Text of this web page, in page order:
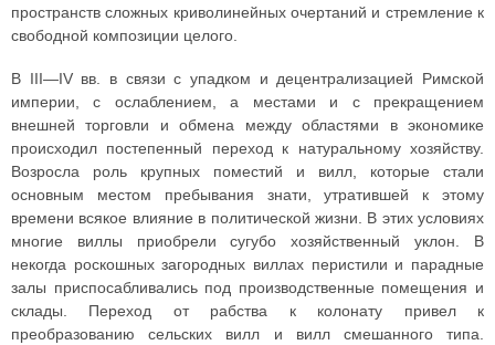
пространств сложных криволинейных очертаний и стремление к
свободной композиции целого.
В III—IV вв. в связи с упадком и децентрализацией Римской
империи, с ослаблением, а местами и с прекращением
внешней торговли и обмена между областями в экономике
происходил постепенный переход к натуральному хозяйству.
Возросла роль крупных поместий и вилл, которые стали
основным местом пребывания знати, утратившей к этому
времени всякое влияние в политической жизни. В этих условиях
многие виллы приобрели сугубо хозяйственный уклон. В
некогда роскошных загородных виллах перистили и парадные
залы приспосабливались под производственные помещения и
склады. Переход от рабства к колонату привел к
преобразованию сельских вилл и вилл смешанного типа.